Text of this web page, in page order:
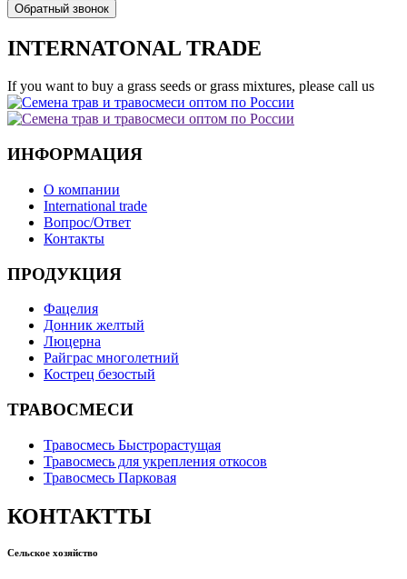
Обратный звонок
INTERNATONAL TRADE
If you want to buy a grass seeds or grass mixtures, please call us
ИНФОРМАЦИЯ
О компании
International trade
Вопрос/Ответ
Контакты
ПРОДУКЦИЯ
Фацелия
Донник желтый
Люцерна
Райграс многолетний
Кострец безостый
ТРАВОСМЕСИ
Травосмесь Быстрорастущая
Травосмесь для укрепления откосов
Травосмесь Парковая
КОНТАКТТЫ
Сельское хозяйство